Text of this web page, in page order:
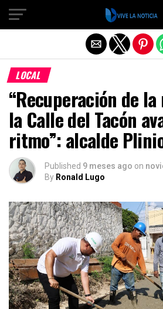
LOCAL
“Recuperación de
la Calle del Tacón
ritmo”: alcalde
Published 9 meses ago on
By Ronald Lugo
Salir de la versión